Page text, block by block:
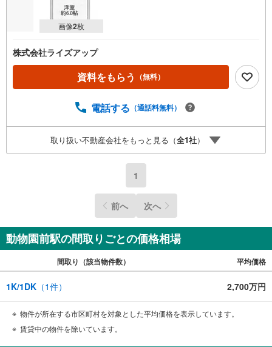
画像2枚
株式会社ライズアップ
資料をもらう （無料）
電話する （通話料無料）
取り扱い不動産会社をもっと見る（全1社）
1
前へ 次へ
動物園前駅の間取りごとの価格相場
間取り（該当物件数） 平均価格
1K/1DK （1件） 2,700万円
物件が所在する市区町村を対象とした平均価格を表示しています。
賃貸中の物件を除いています。